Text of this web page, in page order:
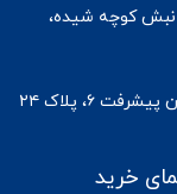
نبش کوچه شیده،
۶، پلاک ۲۴
خرید